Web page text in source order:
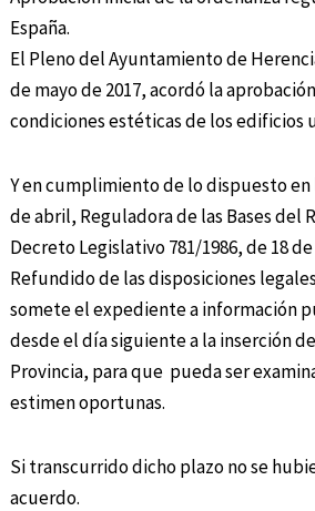
España.
El Pleno del Ayuntamiento de
de mayo de 2017, acordó la
condiciones estéticas de los edificios
Y en cumplimiento de lo dispuesto en
de abril, Reguladora de las Bases del
Decreto Legislativo 781/1986, de 18
Refundido de las disposiciones
somete el expediente a información
desde el día siguiente a la inserción
Provincia, para que pueda ser
estimen oportunas.
Si transcurrido dicho plazo no se
acuerdo.